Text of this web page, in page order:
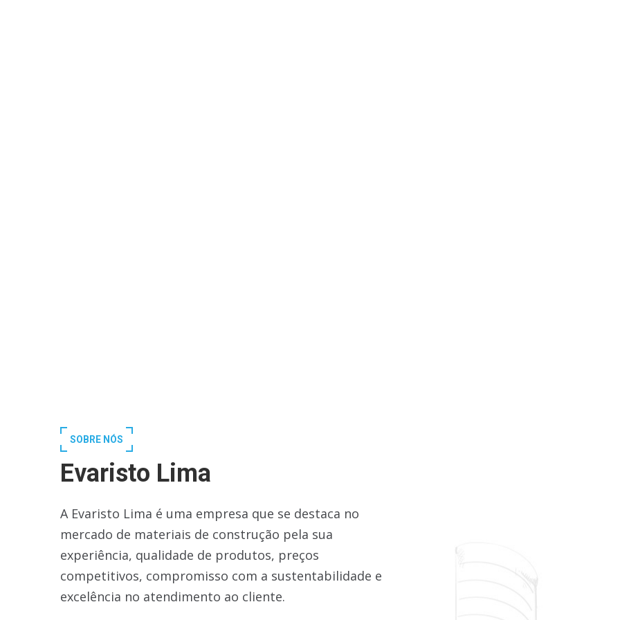
SOBRE NÓS
Evaristo Lima
A Evaristo Lima é uma empresa que se destaca no
mercado de materiais de construção pela sua
experiência, qualidade de produtos, preços
competitivos, compromisso com a sustentabilidade e
excelência no atendimento ao cliente.